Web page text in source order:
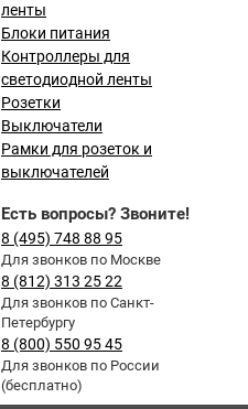
ленты
Блоки питания
Контроллеры для
светодиодной ленты
Розетки
Выключатели
Рамки для розеток и
выключателей
Есть вопросы? Звоните!
8 (495) 748 88 95
Для звонков по Москве
8 (812) 313 25 22
Для звонков по Санкт-
Петербургу
8 (800) 550 95 45
Для звонков по России
(бесплатно)